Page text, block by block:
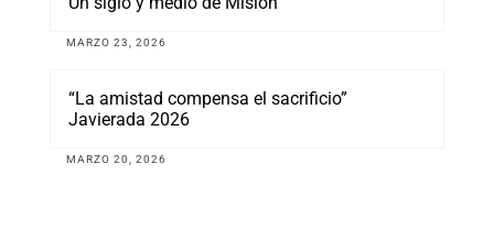
MARZO 23, 2026
“La amistad compensa el sacrificio”
Javierada 2026
MARZO 20, 2026